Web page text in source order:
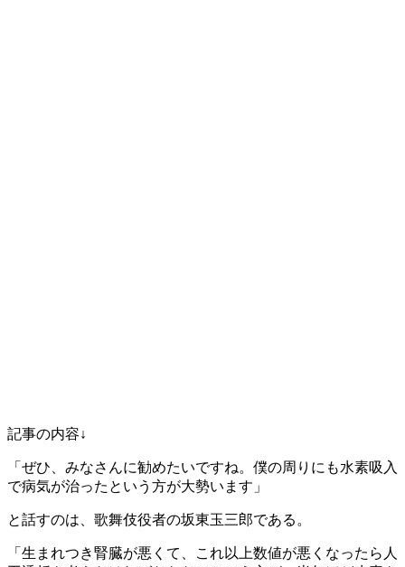
記事の内容↓
「ぜひ、みなさんに勧めたいですね。僕の周りにも水素吸入
で病気が治ったという方が大勢います」
と話すのは、歌舞伎役者の坂東玉三郎である。
「生まれつき腎臓が悪くて、これ以上数値が悪くなったら人